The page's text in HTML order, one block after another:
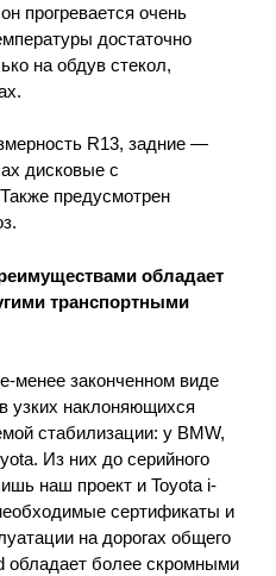
прогревается очень
достаточно
на обдув стекол,
R13, задние —
дисковые с
предусмотрен
обладает
транспортными
менее законченном виде
узких наклоняющихся
стабилизации: у BMW,
Из них до серийного
наш проект и Toyota i-
сертификаты и
на дорогах общего
обладает более скромными